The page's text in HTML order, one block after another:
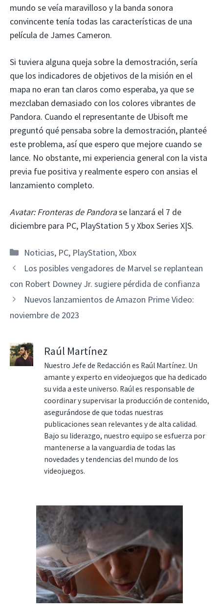
mundo se veía maravilloso y la banda sonora
convincente tenía todas las características de una
película de James Cameron.
Si tuviera alguna queja sobre la demostración, sería
que los indicadores de objetivos de la misión en el
mapa no eran tan claros como esperaba, ya que se
mezclaban demasiado con los colores vibrantes de
Pandora. Cuando el representante de Ubisoft me
preguntó qué pensaba sobre la demostración, planteé
este problema, así que espero que mejore cuando se
lance. No obstante, mi experiencia general con la vista
previa fue positiva y realmente espero con ansias el
lanzamiento completo.
Avatar: Fronteras de Pandorase lanzará el 7 de
diciembre para PC, PlayStation 5 y Xbox Series X|S.
Categorías
Noticias, PC, PlayStation,Xbox
Los posibles vengadores de Marvel se replantean
con Robert Downey Jr. sugiere pérdida de confianza
Nuevos lanzamientos de Amazon Prime Video:
noviembre de 2023
Raúl Martínez
Nuestro Jefe de Redacción es Raúl Martínez. Un
amante y experto en videojuegos que ha dedicado
su vida a este universo. Raúl es responsable de
coordinar y supervisar la producción de contenido,
asegurándose de que todas nuestras
publicaciones sean relevantes y de alta calidad.
Bajo su liderazgo, nuestro equipo se esfuerza por
mantenerse a la vanguardia de todas las
novedades y tendencias del mundo de los
videojuegos.